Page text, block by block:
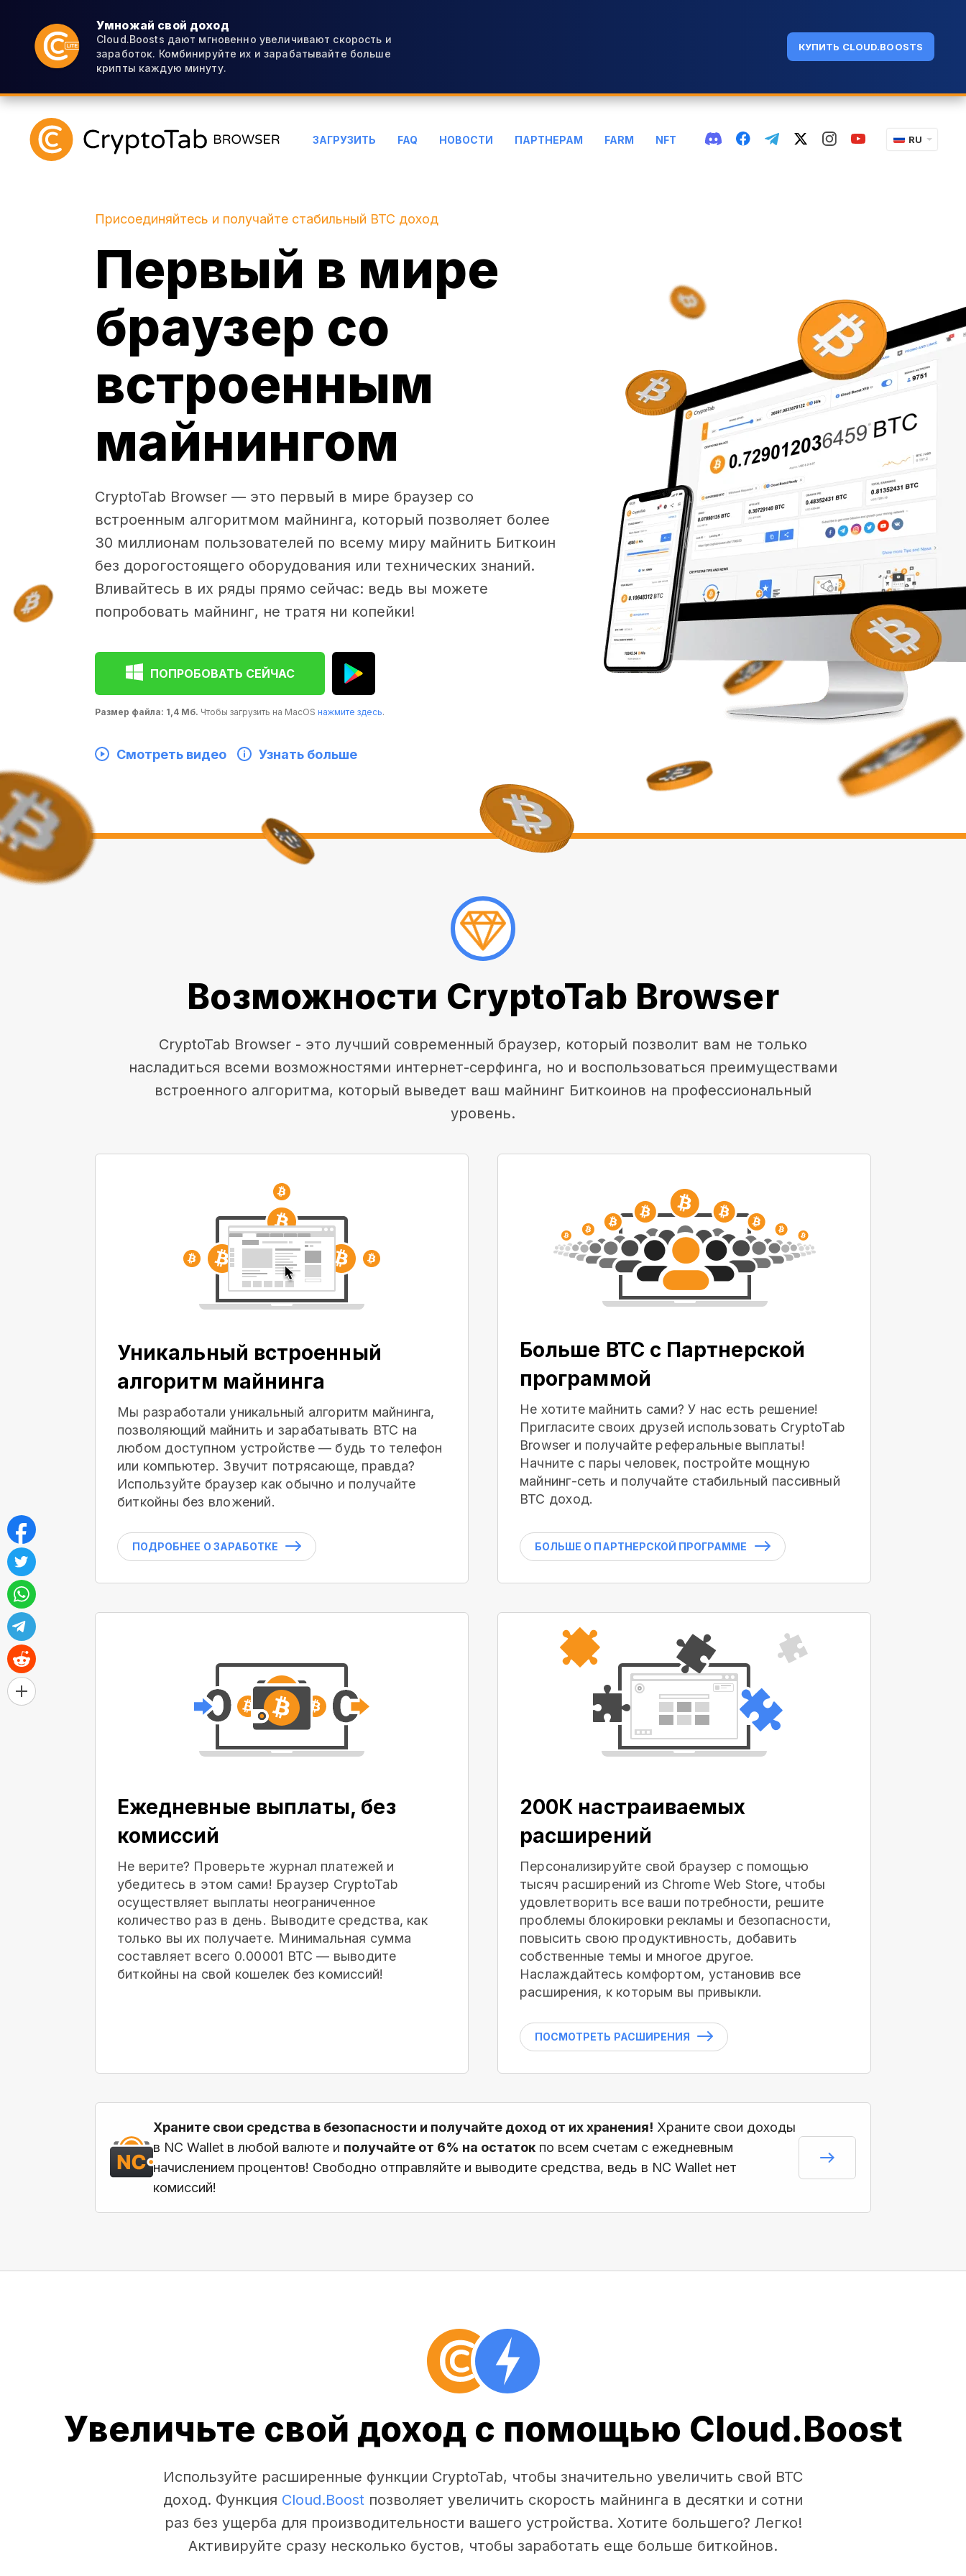
Умножай свой доход
Cloud.Boosts дают мгновенно увеличивают скорость и
заработок. Комбинируйте их и зарабатывайте больше
крипты каждую минуту.
КУПИТЬ CLOUD.BOOSTS
ЗАГРУЗИТЬ FAQ НОВОСТИ ПАРТНЕРАМ FARM NFT RU
Присоединяйтесь и получайте стабильный BTC доход
Первый в мире
браузер со
встроенным
майнингом
CryptoTab Browser — это первый в мире браузер со
встроенным алгоритмом майнинга, который позволяет более
30 миллионам пользователей по всему миру майнить Биткоин
без дорогостоящего оборудования или технических знаний.
Вливайтесь в их ряды прямо сейчас: ведь вы можете
попробовать майнинг, не тратя ни копейки!
ПОПРОБОВАТЬ СЕЙЧАС
Размер файла: 1,4 Мб. Чтобы загрузить на MacOS нажмите здесь.
Смотреть видео Узнать больше
Возможности CryptoTab Browser
CryptoTab Browser - это лучший современный браузер, который позволит вам не только
насладиться всеми возможностями интернет-серфинга, но и воспользоваться преимуществами
встроенного алгоритма, который выведет ваш майнинг Биткоинов на профессиональный
уровень.
Уникальный встроенный
алгоритм майнинга
Мы разработали уникальный алгоритм майнинга,
позволяющий майнить и зарабатывать BTC на
любом доступном устройстве — будь то телефон
или компьютер. Звучит потрясающе, правда?
Используйте браузер как обычно и получайте
биткойны без вложений.
ПОДРОБНЕЕ О ЗАРАБОТКЕ
Больше BTC с Партнерской
программой
Не хотите майнить сами? У нас есть решение!
Пригласите своих друзей использовать CryptoTab
Browser и получайте реферальные выплаты!
Начните с пары человек, постройте мощную
майнинг-сеть и получайте стабильный пассивный
BTC доход.
БОЛЬШЕ О ПАРТНЕРСКОЙ ПРОГРАММЕ
Ежедневные выплаты, без
комиссий
Не верите? Проверьте журнал платежей и
убедитесь в этом сами! Браузер CryptoTab
осуществляет выплаты неограниченное
количество раз в день. Выводите средства, как
только вы их получаете. Минимальная сумма
составляет всего 0.00001 BTC — выводите
биткойны на свой кошелек без комиссий!
200К настраиваемых
расширений
Персонализируйте свой браузер с помощью
тысяч расширений из Chrome Web Store, чтобы
удовлетворить все ваши потребности, решите
проблемы блокировки рекламы и безопасности,
повысить свою продуктивность, добавить
собственные темы и многое другое.
Наслаждайтесь комфортом, установив все
расширения, к которым вы привыкли.
ПОСМОТРЕТЬ РАСШИРЕНИЯ
Храните свои средства в безопасности и получайте доход от их хранения! Храните свои доходы
в NC Wallet в любой валюте и получайте от 6% на остаток по всем счетам с ежедневным
начислением процентов! Свободно отправляйте и выводите средства, ведь в NC Wallet нет
комиссий!
Увеличьте свой доход с помощью Cloud.Boost
Используйте расширенные функции CryptoTab, чтобы значительно увеличить свой BTC
доход. Функция Cloud.Boost позволяет увеличить скорость майнинга в десятки и сотни
раз без ущерба для производительности вашего устройства. Хотите большего? Легко!
Активируйте сразу несколько бустов, чтобы заработать еще больше биткойнов.